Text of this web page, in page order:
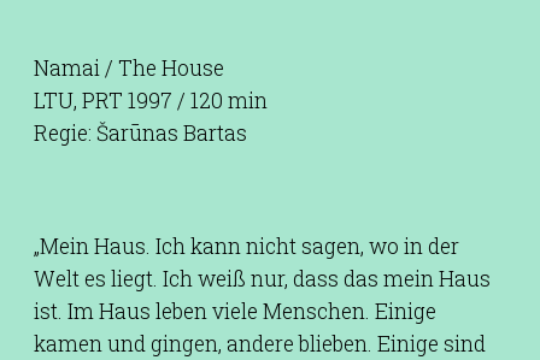
Namai / The House
LTU, PRT 1997 / 120 min
Regie: Šarūnas Bartas
„Mein Haus. Ich kann nicht sagen, wo in der
Welt es liegt. Ich weiß nur, dass das mein Haus
ist. Im Haus leben viele Menschen. Einige
kamen und gingen, andere blieben. Einige sind